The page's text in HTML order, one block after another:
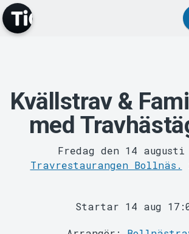
MyTickster
Kvällstrav &
med
Fredag den 14 augusti
Travrestaurangen Bollnäs.
Startar 14 aug